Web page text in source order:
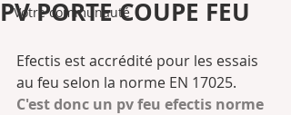
Votre communauté
PV PORTE COUPE FEU
Efectis est accrédité pour les essais
au feu selon la norme EN 17025.
C'est donc un pv feu efectis norme